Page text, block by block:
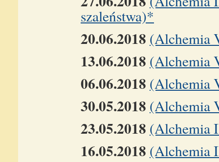
szaleństwa)*
20.06.2018 (Alchemia
13.06.2018 (Alchemia
06.06.2018 (Alchemia
30.05.2018 (Alchemia
23.05.2018 (Alchemia
16.05.2018 (Alchemia